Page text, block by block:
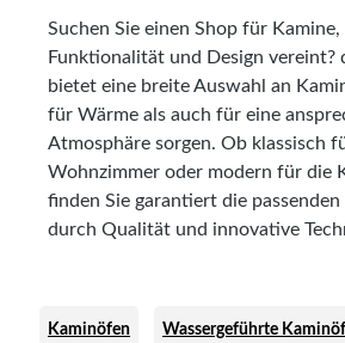
Suchen Sie einen Shop für Kamine,
Funktionalität und Design
bietet eine breite Auswahl an
für Wärme als auch für eine
Atmosphäre sorgen. Ob klassisch
Wohnzimmer oder modern für die
finden Sie garantiert die passenden
durch Qualität und innovative
Kaminöfen Wassergeführte